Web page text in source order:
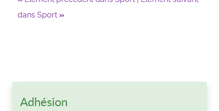
dans Sport »
Adhésion